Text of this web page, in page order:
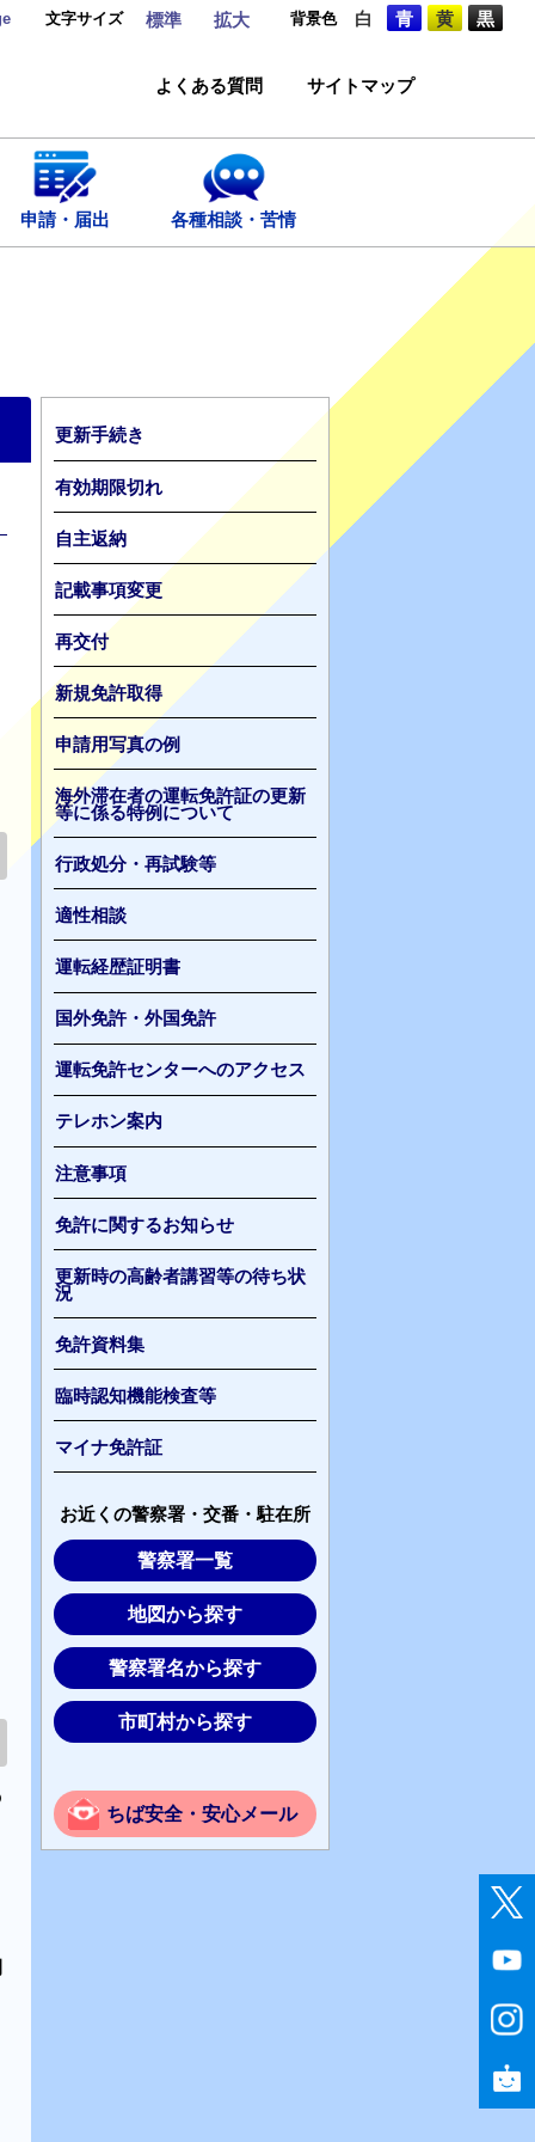
文字サイズ 標準 拡大 背景色 白 青 黄 黒
よくある質問 サイトマップ
申請・届出 各種相談・苦情
更新手続き
有効期限切れ
自主返納
記載事項変更
再交付
新規免許取得
申請用写真の例
海外滞在者の運転免許証の更新
等に係る特例について
行政処分・再試験等
適性相談
運転経歴証明書
国外免許・外国免許
運転免許センターへのアクセス
テレホン案内
注意事項
免許に関するお知らせ
更新時の高齢者講習等の待ち状
況
免許資料集
臨時認知機能検査等
マイナ免許証
お近くの警察署・交番・駐在所
警察署一覧
地図から探す
警察署名から探す
市町村から探す
ちば安全・安心メール